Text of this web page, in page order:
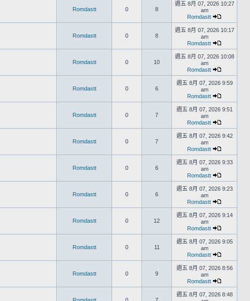
Romdastt 0 8
週五 8月 07, 2026 10:27
am
Romdastt
Romdastt 0 8
週五 8月 07, 2026 10:17
am
Romdastt
Romdastt 0 10
週五 8月 07, 2026 10:08
am
Romdastt
Romdastt 0 6
週五 8月 07, 2026 9:59
am
Romdastt
Romdastt 0 7
週五 8月 07, 2026 9:51
am
Romdastt
Romdastt 0 7
週五 8月 07, 2026 9:42
am
Romdastt
Romdastt 0 6
週五 8月 07, 2026 9:33
am
Romdastt
Romdastt 0 6
週五 8月 07, 2026 9:23
am
Romdastt
Romdastt 0 12
週五 8月 07, 2026 9:14
am
Romdastt
Romdastt 0 11
週五 8月 07, 2026 9:05
am
Romdastt
Romdastt 0 9
週五 8月 07, 2026 8:56
am
Romdastt
週五 8月 07, 2026 8:48